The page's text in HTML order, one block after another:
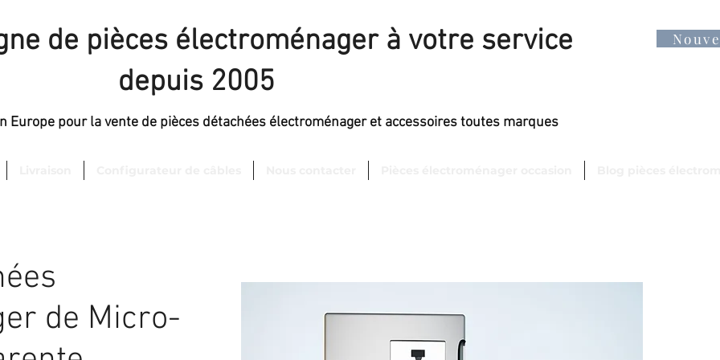
de pièces électroménager à votre service
depuis 2005
Europe pour la vente de pièces détachées électroménager et accessoires toutes marques
de Micro-